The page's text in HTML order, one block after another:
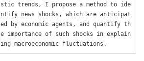
stic trends, I propose a method to ide
ntify news shocks, which are anticipat
ed by economic agents, and quantify th
e importance of such shocks in explain
ing macroeconomic fluctuations.